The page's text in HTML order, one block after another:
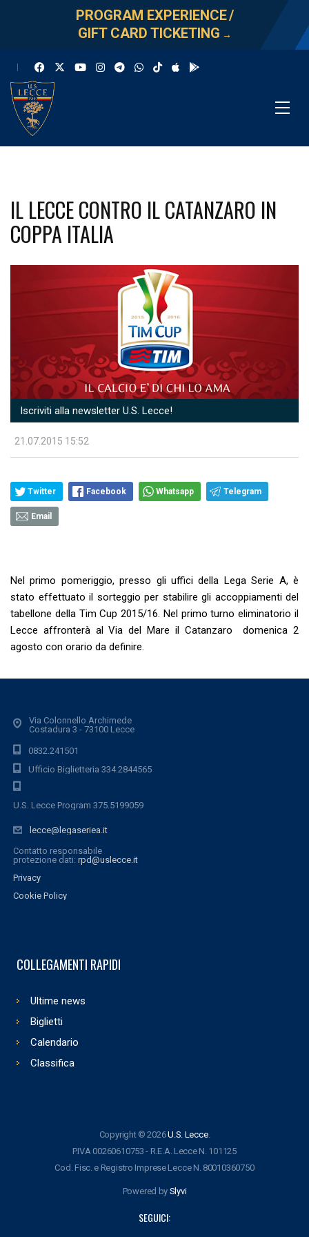
PROGRAM EXPERIENCE/
GIFT CARD TICKETING →
IL LECCE CONTRO IL CATANZARO IN
COPPA ITALIA
Iscriviti alla newsletter U.S. Lecce!
21.07.2015 15:52
Twitter Facebook Whatsapp Telegram
Email
Nel primo pomeriggio, presso gli uffici della Lega Serie A, è
stato effettuato il sorteggio per stabilire gli accoppiamenti del
tabellone della Tim Cup 2015/16. Nel primo turno eliminatorio il
Lecce affronterà al Via del Mare il Catanzaro domenica 2
agosto con orario da definire.
Via Colonnello Archimede
Costadura 3 - 73100 Lecce
0832.241501
Ufficio Biglietteria 334.2844565
U.S. Lecce Program 375.5199059
lecce@legaseriea.it
Contatto responsabile
protezione dati: rpd@uslecce.it
Privacy
Cookie Policy
COLLEGAMENTI RAPIDI
Ultime news
Biglietti
Calendario
Classifica
Copyright © 2026U.S. Lecce.
P.IVA 00260610753 - R.E.A. Lecce N. 101125
Cod. Fisc. e Registro Imprese Lecce N. 80010360750
Powered by Slyvi
SEGUICI: